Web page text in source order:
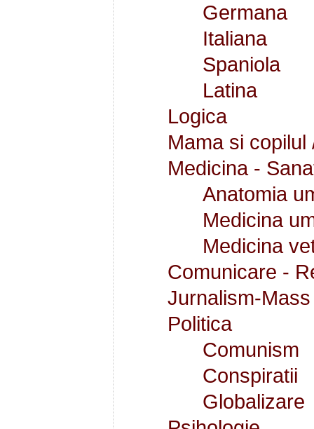
Germana
Italiana
Spaniola
Latina
Logica
Mama si
Medicina -
Anatomia
Medicina
Medicina
Comunicare -
Jurnalism-
Politica
Comunism
Conspiratii
Globalizare